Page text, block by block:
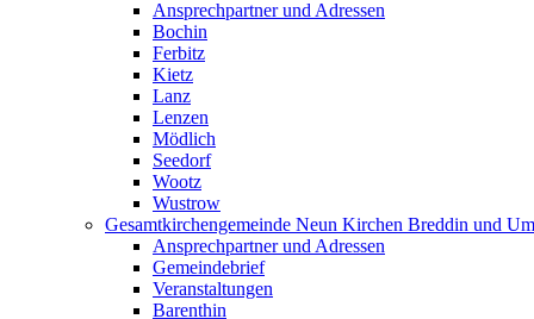
Ansprechpartner und Adressen
Bochin
Ferbitz
Kietz
Lanz
Lenzen
Mödlich
Seedorf
Wootz
Wustrow
Gesamtkirchengemeinde Neun Kirchen Breddin und
Ansprechpartner und Adressen
Gemeindebrief
Veranstaltungen
Barenthin